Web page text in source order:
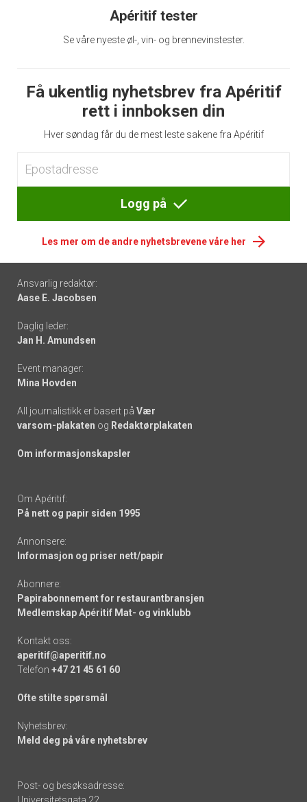
Apéritif tester
Se våre nyeste øl-, vin- og brennevinstester.
Få ukentlig nyhetsbrev fra Apéritif
rett i innboksen din
Hver søndag får du de mest leste sakene fra Apéritif
Logg på
Les mer om de andre nyhetsbrevene våre her
Footer
-
links
Ansvarlig redaktør:
Aase E. Jacobsen
Daglig leder:
Jan H. Amundsen
Event manager:
Mina Hovden
All journalistikk er basert på Vær
varsom-plakaten og Redaktørplakaten
Om informasjonskapsler
Om Apéritif:
På nett og papir siden 1995
Annonsere:
Informasjon og priser nett/papir
Abonnere:
Papirabonnement for restaurantbransjen
Medlemskap Apéritif Mat- og vinklubb
Kontakt oss:
aperitif@aperitif.no
Telefon +47 21 45 61 60
Ofte stilte spørsmål
Nyhetsbrev:
Meld deg på våre nyhetsbrev
Post- og besøksadresse: